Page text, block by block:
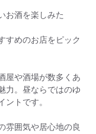
お酒を楽しみた
すめのお店をピック
屋や酒場が数多くあ
力。昼ならではのゆ
ントです。
雰囲気や居心地の良